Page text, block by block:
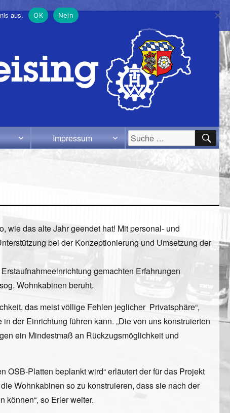
Impressum
Suche
nach:
wie das alte Jahr geendet hat! Mit personal- und
bei der Konzeptionierung und Umsetzung der
gemachten Erfahrungen
Wohnkabinen beruht.
das meist völlige Fehlen jeglicher Privatsphäre“,
der Einrichtung führen kann. „Die von uns konstruierten
ein Mindestmaß an Rückzugsmöglichkeit und
Platten beplankt wird“ erläutert der für das Projekt
Wohnkabinen so zu konstruieren, dass sie nach der
können“, so Erler weiter.
aus. OK Nein